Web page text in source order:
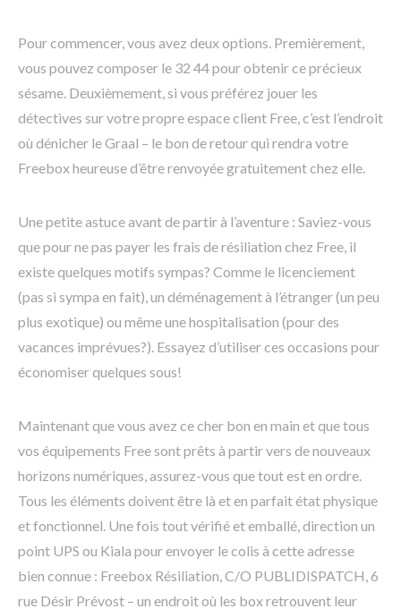
Pour commencer, vous avez deux options. Premièrement,
vous pouvez composer le 32 44 pour obtenir ce précieux
sésame. Deuxièmement, si vous préférez jouer les
détectives sur votre propre espace client Free, c’est l’endroit
où dénicher le Graal – le bon de retour qui rendra votre
Freebox heureuse d’être renvoyée gratuitement chez elle.
Une petite astuce avant de partir à l’aventure : Saviez-vous
que pour ne pas payer les frais de résiliation chez Free, il
existe quelques motifs sympas? Comme le licenciement
(pas si sympa en fait), un déménagement à l’étranger (un peu
plus exotique) ou même une hospitalisation (pour des
vacances imprévues?). Essayez d’utiliser ces occasions pour
économiser quelques sous!
Maintenant que vous avez ce cher bon en main et que tous
vos équipements Free sont prêts à partir vers de nouveaux
horizons numériques, assurez-vous que tout est en ordre.
Tous les éléments doivent être là et en parfait état physique
et fonctionnel. Une fois tout vérifié et emballé, direction un
point UPS ou Kiala pour envoyer le colis à cette adresse
bien connue : Freebox Résiliation, C/O PUBLIDISPATCH, 6
rue Désir Prévost – un endroit où les box retrouvent leur